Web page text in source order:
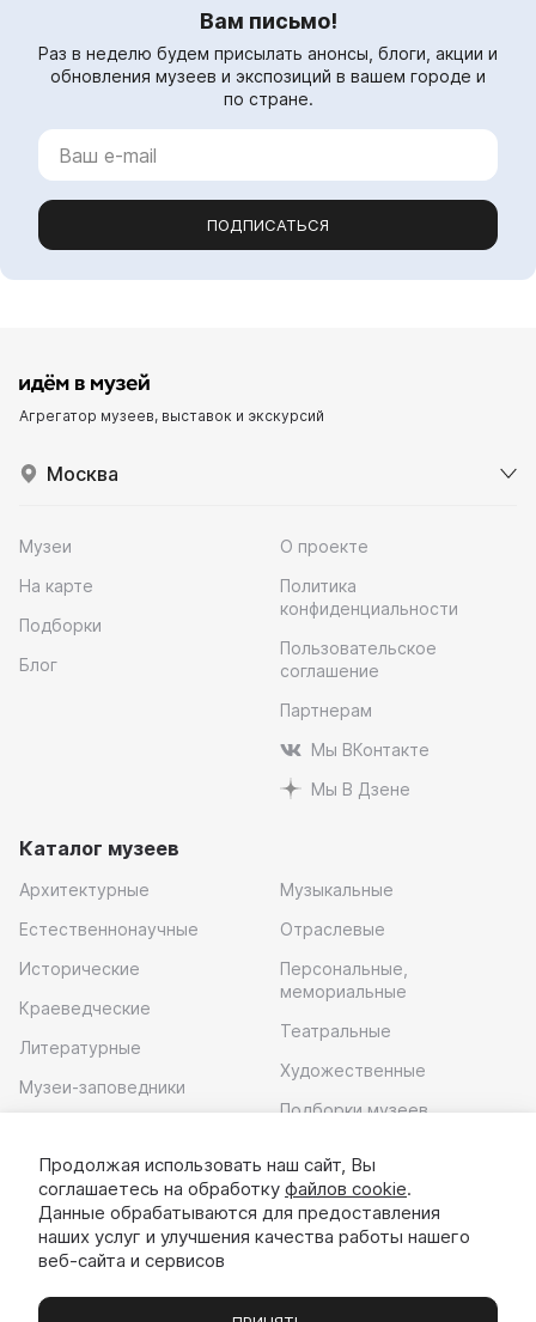
Вам письмо!
Раз в неделю будем присылать анонсы, блоги, акции и
обновления музеев и экспозиций в вашем городе и
по стране.
ПОДПИСАТЬСЯ
Агрегатор музеев, выставок и экскурсий
Москва
Музеи
На карте
Подборки
Блог
О проекте
Политика
конфиденциальности
Пользовательское
соглашение
Партнерам
Мы ВКонтакте
Мы В Дзене
Каталог музеев
Архитектурные
Естественнонаучные
Исторические
Краеведческие
Литературные
Музеи-заповедники
Музыкальные
Отраслевые
Персональные,
мемориальные
Театральные
Художественные
Подборки музеев
Скачать приложение
Продолжая использовать наш сайт, Вы
соглашаетесь на обработку файлов cookie.
Данные обрабатываются для предоставления
наших услуг и улучшения качества работы нашего
веб-сайта и сервисов